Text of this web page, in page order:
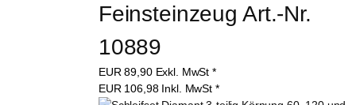
Feinsteinzeug Art.-Nr.
10889
EUR89,90 Exkl. MwSt *
EUR 106,98 Inkl. MwSt *